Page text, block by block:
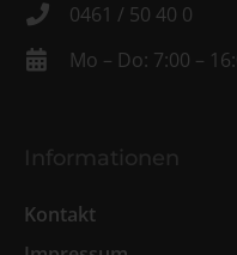
0461 / 50 40 0
Mo – Do: 7:00 –
Informationen
Kontakt